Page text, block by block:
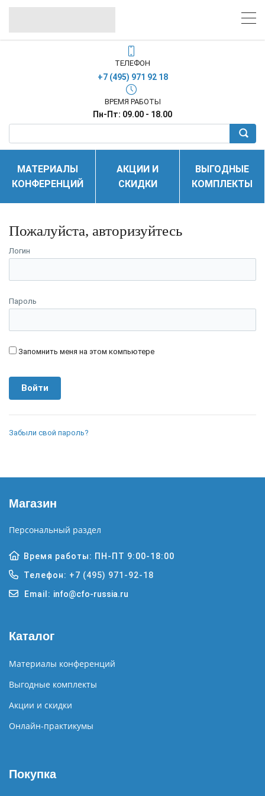
ТЕЛЕФОН
+7 (495) 971 92 18
ВРЕМЯ РАБОТЫ
Пн-Пт: 09.00 - 18.00
МАТЕРИАЛЫ
КОНФЕРЕНЦИЙ
АКЦИИ И
СКИДКИ
ВЫГОДНЫЕ
КОМПЛЕКТЫ
Пожалуйста, авторизуйтесь
Логин
Пароль
Запомнить меня на этом компьютере
Забыли свой пароль?
Магазин
Персональный раздел
Время работы: ПН-ПТ 9:00-18:00
Телефон: +7 (495) 971-92-18
Email: info@cfo-russia.ru
Каталог
Материалы конференций
Выгодные комплекты
Акции и скидки
Онлайн-практикумы
Покупка